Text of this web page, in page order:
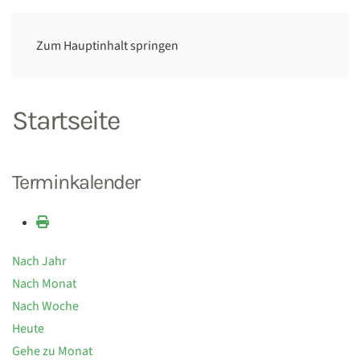
Zum Hauptinhalt springen
Startseite
Terminkalender
Nach Jahr
Nach Monat
Nach Woche
Heute
Gehe zu Monat